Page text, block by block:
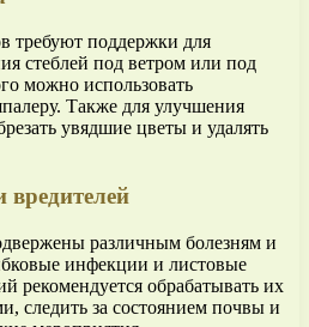
требуют поддержки для
стеблей под ветром или под
можно использовать
Также для улучшения
увядшие цветы и удалять
вредителей
различным болезням и
инфекции и листовые
рекомендуется обрабатывать их
следить за состоянием почвы и